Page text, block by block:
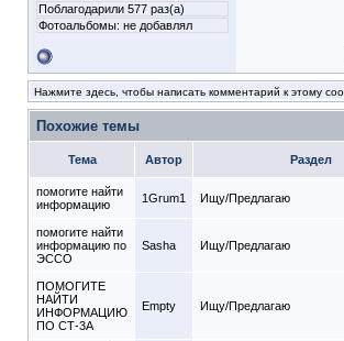
Поблагодарили 577 раз(а)
Фотоальбомы: не добавлял
Нажмите здесь, чтобы написать комментарий к этому
Похожие темы
Тема Автор Раздел
помогите найти
информацию
1Grum1 Ищу/Предлагаю
помогите найти
информацию по
ЭССО
Sasha Ищу/Предлагаю
ПОМОГИТЕ
НАЙТИ
ИНФОРМАЦИЮ
ПО СТ-3А
Empty Ищу/Предлагаю